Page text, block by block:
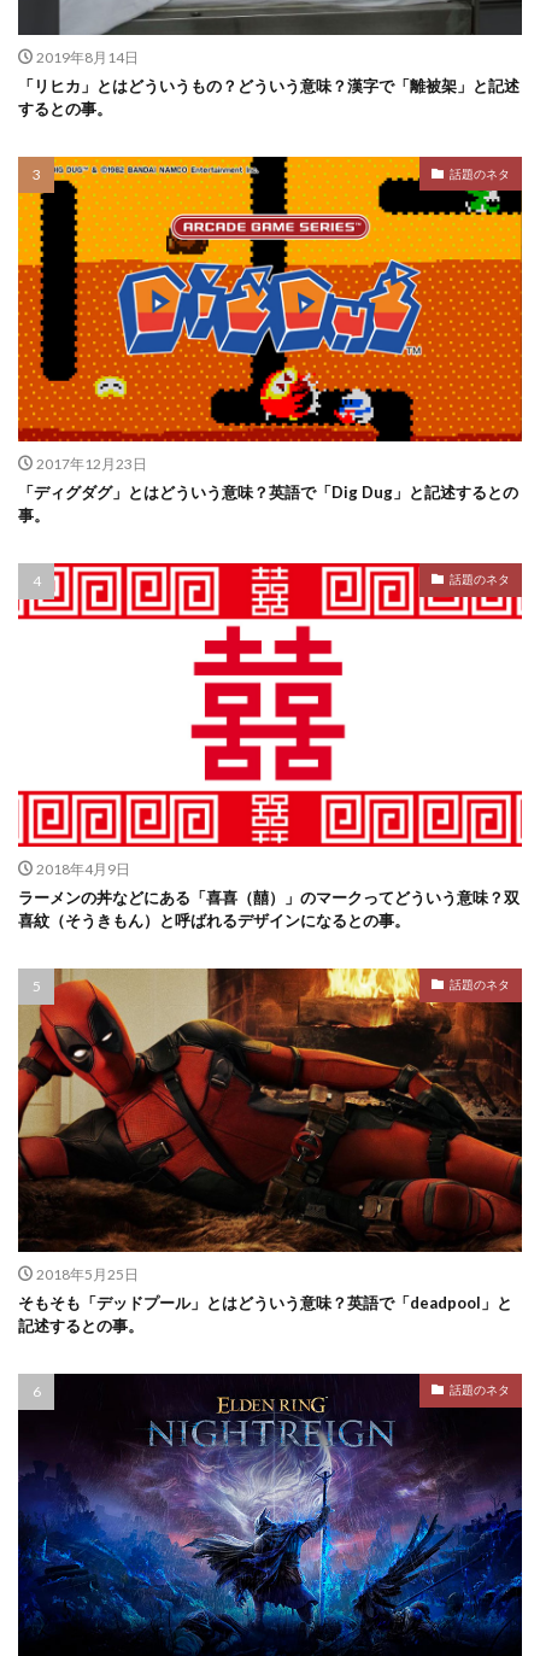
2019年8月14日
「リヒカ」とはどういうもの？どういう意味？漢字で「離被架」と記述
するとの事。
話題のネタ
2017年12月23日
「ディグダグ」とはどういう意味？英語で「Dig Dug」と記述するとの
事。
話題のネタ
2018年4月9日
ラーメンの丼などにある「喜喜（囍）」のマークってどういう意味？双
喜紋（そうきもん）と呼ばれるデザインになるとの事。
話題のネタ
2018年5月25日
そもそも「デッドプール」とはどういう意味？英語で「deadpool」と
記述するとの事。
話題のネタ